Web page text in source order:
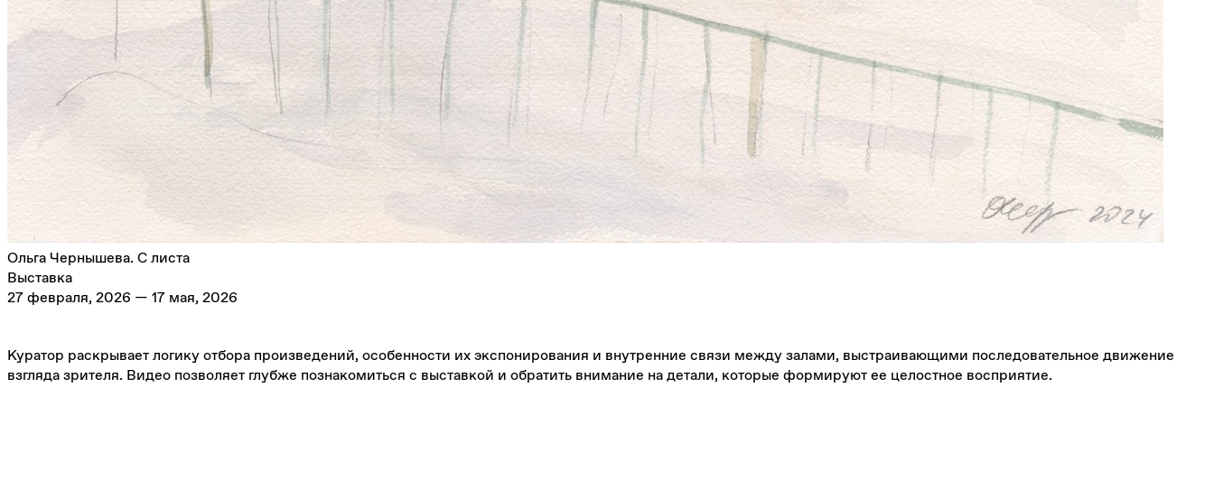
Ольга Чернышева. С листа
Выставка
27 февраля, 2026 — 17 мая, 2026
Куратор раскрывает логику отбора произведений, особенности их экспонирования и внутренние связи между залами, выстраивающими последовательное движение
взгляда зрителя. Видео позволяет глубже познакомиться с выставкой и обратить внимание на детали, которые формируют ее целостное восприятие.